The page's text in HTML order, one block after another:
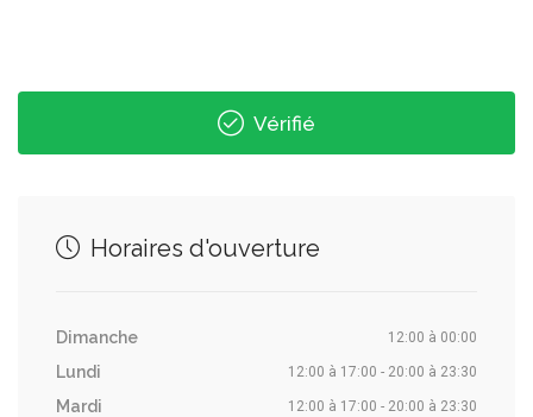
Vérifié
Horaires d'ouverture
Dimanche 12:00 à 00:00
Lundi 12:00 à 17:00 - 20:00 à 23:30
Mardi 12:00 à 17:00 - 20:00 à 23:30